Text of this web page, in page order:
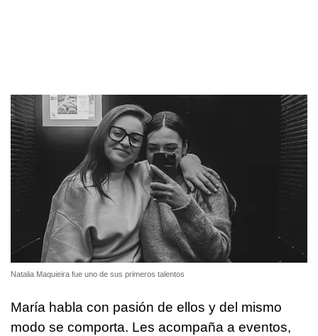
Natalia Maquieira fue uno de sus primeros talentos
María habla con pasión de ellos y del mismo
modo se comporta. Les acompaña a eventos,